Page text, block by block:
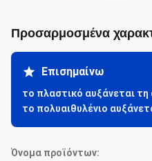
Προσαρμοσμένα
Επισημαίνω
το πλαστικό αυξάνεται τη
το πολυαιθυλένιο
Όνομα προϊόντων: